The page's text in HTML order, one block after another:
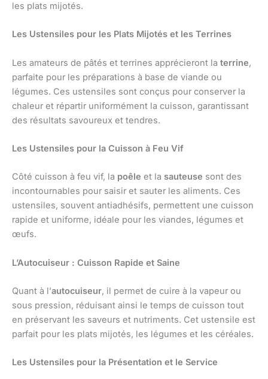
les plats mijotés.
Les Ustensiles pour les Plats Mijotés et les Terrines
Les amateurs de pâtés et terrines apprécieront la terrine,
parfaite pour les préparations à base de viande ou
légumes. Ces ustensiles sont conçus pour conserver la
chaleur et répartir uniformément la cuisson, garantissant
des résultats savoureux et tendres.
Les Ustensiles pour la Cuisson à Feu Vif
Côté cuisson à feu vif, la poêle et la sauteuse sont des
incontournables pour saisir et sauter les aliments. Ces
ustensiles, souvent antiadhésifs, permettent une cuisson
rapide et uniforme, idéale pour les viandes, légumes et
œufs.
L’Autocuiseur : Cuisson Rapide et Saine
Quant à l’autocuiseur, il permet de cuire à la vapeur ou
sous pression, réduisant ainsi le temps de cuisson tout
en préservant les saveurs et nutriments. Cet ustensile est
parfait pour les plats mijotés, les légumes et les céréales.
Les Ustensiles pour la Présentation et le Service